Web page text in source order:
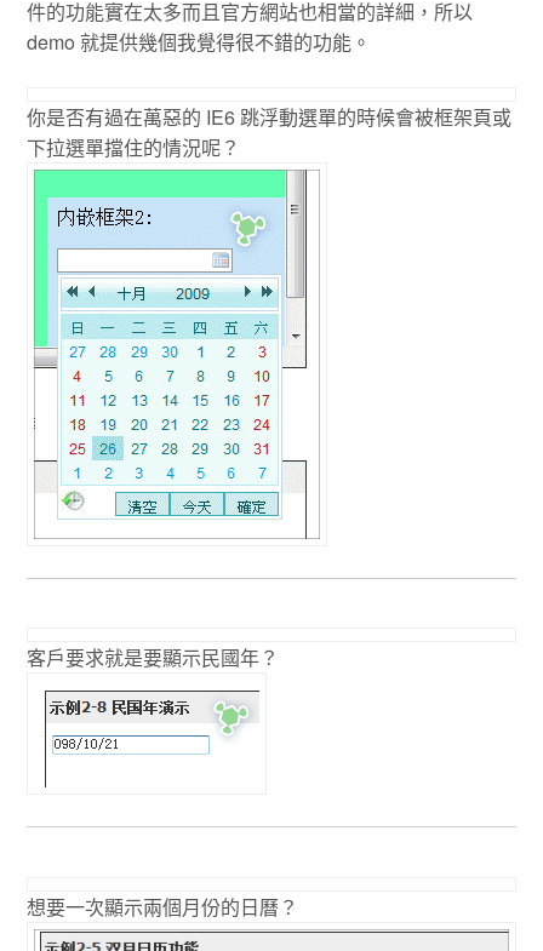
件的功能實在太多而且官方網站也相當的詳細，所以
demo 就提供幾個我覺得很不錯的功能。
你是否有過在萬惡的 IE6 跳浮動選單的時候會被框架頁或
下拉選單擋住的情況呢？
客戶要求就是要顯示民國年？
想要一次顯示兩個月份的日曆？